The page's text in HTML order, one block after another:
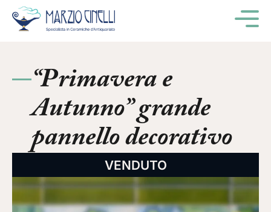
“Primavera e
Autunno” grande
pannello decorativo
VENDUTO